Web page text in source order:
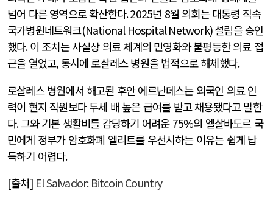
넘어 다른 영역으로 확산한다. 2025년 8월 의회는 대통령 직속
국가병원네트워크(National Hospital Network)설립을 승인
했다.이 조치는 사실상 의료 체계의 민영화와 불평등한 의료 접
근을 열었고, 동시에 로살레스 병원을 법적으로 해체했다.
로살레스 병원에서 해고된 후안 에르난데스는 외국인 의료 인
력이 현지 직원보다 두세 배 높은 급여를 받고 채용됐다고 말한
다.그와 기본 생활비를 감당하기 어려운 75%의 엘살바도르 국
민에게 정부가 암호화폐 엘리트를 우선시하는 이유는 쉽게 납
득하기 어렵다.
[출처] El Salvador: Bitcoin Country